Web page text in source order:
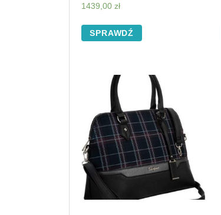
1439,00 zł
SPRAWDŹ